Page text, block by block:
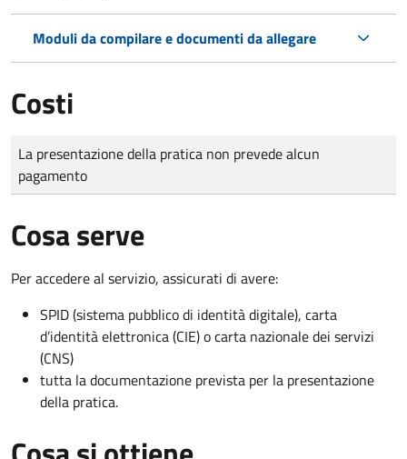
Moduli da compilare e documenti da allegare
Costi
Tipo di pagamento
Importo
La presentazione della pratica non prevede alcun
pagamento
Cosa serve
Per accedere al servizio, assicurati di avere:
SPID (sistema pubblico di identità digitale), carta
d’identità elettronica (CIE) o carta nazionale dei servizi
(CNS)
tutta la documentazione prevista per la presentazione
della pratica.